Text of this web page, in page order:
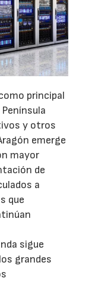
principal
y otros
emerge
mayor
de
a
que
sigue
grandes